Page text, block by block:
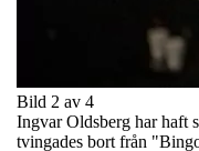
Bild 2 av 4
Ingvar Oldsberg har haft
tvingades bort från